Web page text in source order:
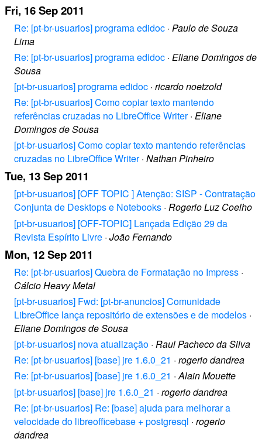
Fri, 16 Sep 2011
Re: [pt-br-usuarios] programa edidoc · Paulo de Souza
Lima
Re: [pt-br-usuarios] programa edidoc · Eliane Domingos de
Sousa
[pt-br-usuarios] programa edidoc · ricardo noetzold
Re: [pt-br-usuarios] Como copiar texto mantendo
referências cruzadas no LibreOffice Writer· Eliane
Domingos de Sousa
[pt-br-usuarios] Como copiar texto mantendo referências
cruzadas no LibreOffice Writer· Nathan Pinheiro
Tue, 13 Sep 2011
[pt-br-usuarios] [OFF TOPIC ] Atenção: SISP - Contratação
Conjunta de Desktops e Notebooks · Rogerio Luz Coelho
[pt-br-usuarios] [OFF-TOPIC] Lançada Edição 29 da
Revista Espírito Livre · João Fernando
Mon, 12 Sep 2011
Re: [pt-br-usuarios] Quebra de Formatação no Impress ·
Cálcio Heavy Metal
[pt-br-usuarios] Fwd: [pt-br-anuncios] Comunidade
LibreOffice lança repositório de extensões e de modelos ·
Eliane Domingos de Sousa
[pt-br-usuarios] nova atualização · Raul Pacheco da Silva
Re: [pt-br-usuarios] [base] jre 1.6.0_21 · rogerio dandrea
Re: [pt-br-usuarios] [base] jre 1.6.0_21 ·Alain Mouette
[pt-br-usuarios] [base] jre 1.6.0_21 · rogerio dandrea
Re: [pt-br-usuarios] Re: [base] ajuda para melhorar a
velocidade do libreofficebase + postgresql · rogerio
dandrea